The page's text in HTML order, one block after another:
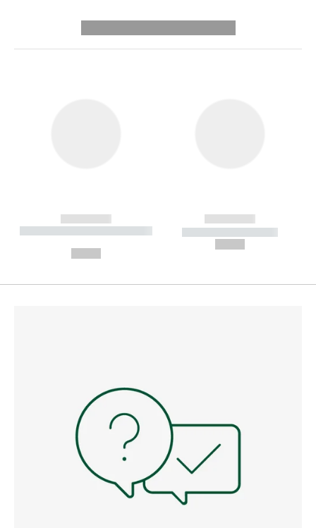
------------
----------- ----------- --------
------------
----------- -----------